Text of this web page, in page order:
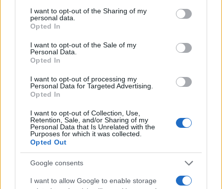
not limited to your visit or usage behaviour. You may click to
grant or deny consent to Google and its third-party tags to
use your data for below specified purposes in below Google
consent section.
I want to opt-out of the Sharing of my
personal data.
Opted In
I want to opt-out of the Sale of my
Personal Data.
Opted In
I want to opt-out of processing my
Personal Data for Targeted Advertising.
Opted In
I want to opt-out of Collection, Use,
Retention, Sale, and/or Sharing of my
Personal Data that Is Unrelated with the
Purposes for which it was collected.
Opted Out
Google consents
I want to allow Google to enable storage
Condividi l'articolo
F
a
ce
b
o
T
w
it
te
r
Pi
n
te
re
st
W
h
at
A
S
h
a
Articolo precedente
Prossimo articolo